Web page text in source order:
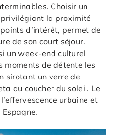
Choisir un
la proximité
d’intérêt, permet de
de son court séjour.
un week-end culturel
moments de détente les
sirotant un verre de
au coucher du soleil. Le
urbaine et